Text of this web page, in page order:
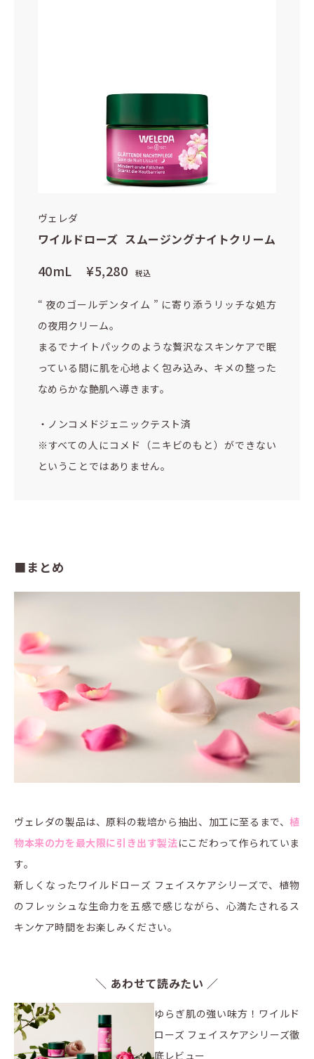
ヴェレダ
ワイルドローズ スムージングナイトクリーム
40mL ¥5,280 税込
“ 夜のゴールデンタイム ” に寄り添うリッチな処方
の夜用クリーム。
まるでナイトパックのような贅沢なスキンケアで眠
っている間に肌を心地よく包み込み、キメの整った
なめらかな艶肌へ導きます。
・ノンコメドジェニックテスト済
※すべての人にコメド（ニキビのもと）ができない
ということではありません。
■まとめ
ヴェレダの製品は、原料の栽培から抽出、加工に至るまで、植
物本来の力を最大限に引き出す製法にこだわって作られていま
す。
新しくなったワイルドローズ フェイスケアシリーズで、植物
のフレッシュな生命力を五感で感じながら、心満たされるス
キンケア時間をお楽しみください。
＼ あわせて読みたい ／
ゆらぎ肌の強い味方！ワイルド
ローズ フェイスケアシリーズ徹
底レビュー